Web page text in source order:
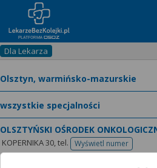
Dla Lekarza
OLSZTYŃSKI OŚRODEK
KOPERNIKA 30,tel. Wyświetl numer
telefonu